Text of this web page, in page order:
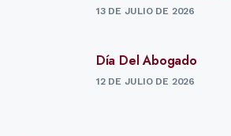
13 DE JULIO DE 2026
Día Del Abogado
12 DE JULIO DE 2026